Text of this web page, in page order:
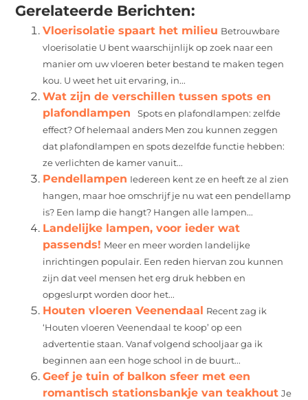
Gerelateerde Berichten:
Vloerisolatie spaart het milieu Betrouwbare
vloerisolatie U bent waarschijnlijk op zoek naar een
manier om uw vloeren beter bestand te maken tegen
kou. U weet het uit ervaring, in...
Wat zijn de verschillen tussen spots en
plafondlampen
Spots en plafondlampen: zelfde
effect? Of helemaal anders Men zou kunnen zeggen
dat plafondlampen en spots dezelfde functie hebben:
ze verlichten de kamer vanuit...
Pendellampen Iedereen kent ze en heeft ze al zien
hangen, maar hoe omschrijf je nu wat een pendellamp
is? Een lamp die hangt? Hangen alle lampen...
Landelijke lampen, voor ieder wat
passends! Meer en meer worden landelijke
inrichtingen populair. Een reden hiervan zou kunnen
zijn dat veel mensen het erg druk hebben en
opgeslurpt worden door het...
Houten vloeren Veenendaal Recent zag ik
‘Houten vloeren Veenendaal te koop’ op een
advertentie staan. Vanaf volgend schooljaar ga ik
beginnen aan een hoge school in de buurt...
Geef je tuin of balkon sfeer met een
romantisch stationsbankje van teakhout Je